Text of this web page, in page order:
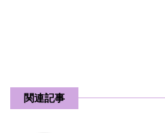
関連記事